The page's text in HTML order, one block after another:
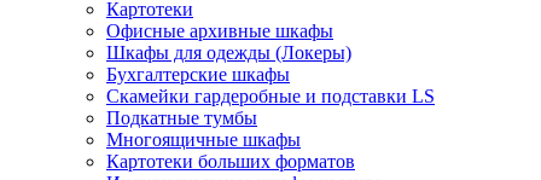
Картотеки
Офисные архивные шкафы
Шкафы для одежды (Локеры)
Бухгалтерские шкафы
Скамейки гардеробные и подставки LS
Подкатные тумбы
Многоящичные шкафы
Картотеки больших форматов